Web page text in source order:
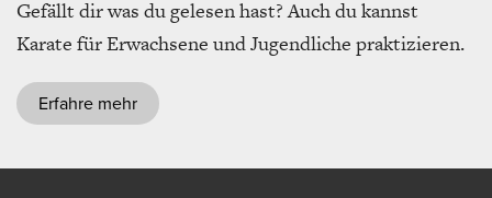
Gefällt dir was du gelesen hast? Auch du kannst
Karate für Erwachsene und Jugendliche praktizieren.
Erfahre mehr